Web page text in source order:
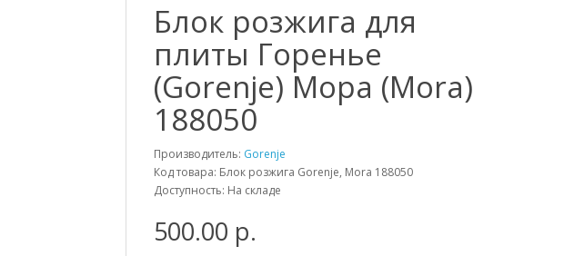
Блок розжига для
плиты Горенье
(Gorenje) Мора (Mora)
188050
Производитель: Gorenje
Код товара: Блок розжига Gorenje, Mora 188050
Доступность: На складе
500.00 р.